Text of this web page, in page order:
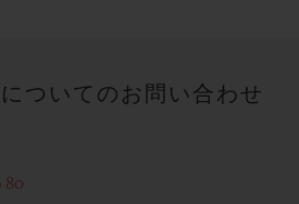
ついてのお問い合わせ
80